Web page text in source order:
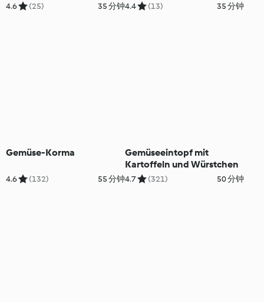
4.6 (25) 35 分钟4.4 (13) 35 分钟
Gemüse-Korma
4.6 (132) 55 分钟
Gemüseeintopf mit
Kartoffeln und Würstchen
4.7 (321) 50 分钟